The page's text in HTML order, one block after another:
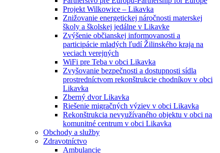
Projekt Wilkowice – Likavka
Znižovanie energetickej náročnosti materskej
školy a školskej jedálne v Likavke
Zvýšenie občianskej informovanosti a
participácie mladých ľudí Žilinského kraja na
veciach verejných
WiFi pre Teba v obci Likavka
Zvyšovanie bezpečnosti a dostupnosti sídla
prostredníctvom rekonštrukcie chodníkov v obci
Likavka
Zberný dvor Likavka
Riešenie migračných výziev v obci Likavka
Rekonštrukcia nevyužívaného objektu v obci na
komunitné centrum v obci Likavka
Obchody a služby
Zdravotníctvo
Ambulancie